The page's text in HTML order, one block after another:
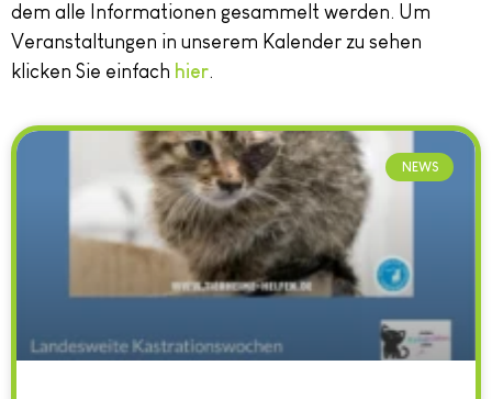
dem alle Informationen gesammelt werden. Um
Veranstaltungen in unserem Kalender zu sehen
klicken Sie einfach hier.
NEWS